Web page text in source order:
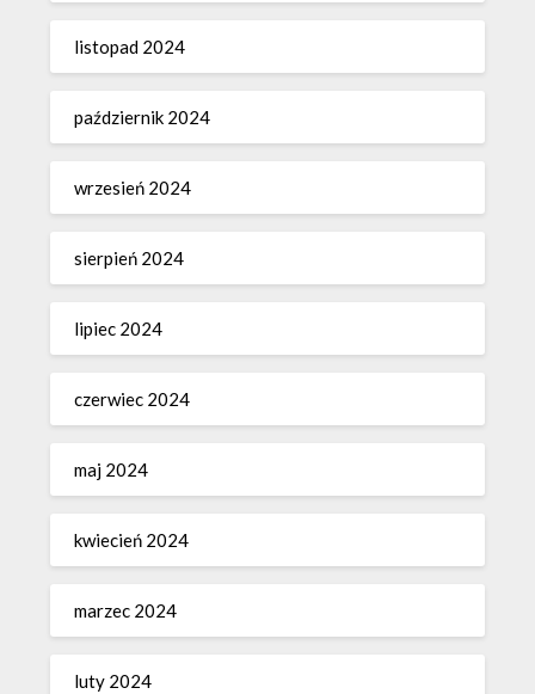
listopad 2024
październik 2024
wrzesień 2024
sierpień 2024
lipiec 2024
czerwiec 2024
maj 2024
kwiecień 2024
marzec 2024
luty 2024